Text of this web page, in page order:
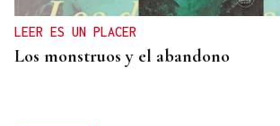
LEER ES UN PLACER
Los monstruos y el abandono